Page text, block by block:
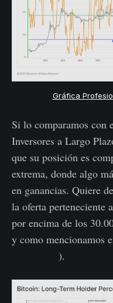
Gráfica
Si lo comparamos con
Inversores a Largo
que su posición es
extrema, donde algo
en ganancias. Quiere
la oferta perteneciente
por encima de los
y como mencionamos
).